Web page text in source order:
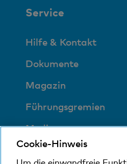
Service
Hilfe & Kontakt
Dokumente
Magazin
Führungsgremien
Medien
Sozial und
Cookie-Hinweis